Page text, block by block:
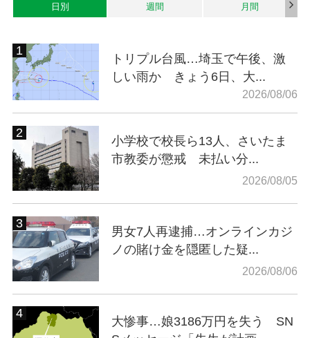
日別 週間 月間
トリプル台風…埼玉で午後、激
しい雨か きょう6日、大...
2026/08/06
小学校で校長ら13人、さいたま
市教委が懲戒 未払い分...
2026/08/05
男女7人再逮捕…オンラインカジ
ノの賭け金を隠匿した疑...
2026/08/06
大惨事…娘3186万円を失う SN